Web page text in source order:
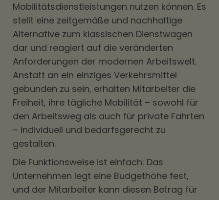
Mobilitätsdienstleistungen nutzen können. Es
stellt eine zeitgemäße und nachhaltige
Alternative zum klassischen Dienstwagen
dar und reagiert auf die veränderten
Anforderungen der modernen Arbeitswelt.
Anstatt an ein einziges Verkehrsmittel
gebunden zu sein, erhalten Mitarbeiter die
Freiheit, ihre tägliche Mobilität – sowohl für
den Arbeitsweg als auch für private Fahrten
– individuell und bedarfsgerecht zu
gestalten.
Die Funktionsweise ist einfach: Das
Unternehmen legt eine Budgethöhe fest,
und der Mitarbeiter kann diesen Betrag für